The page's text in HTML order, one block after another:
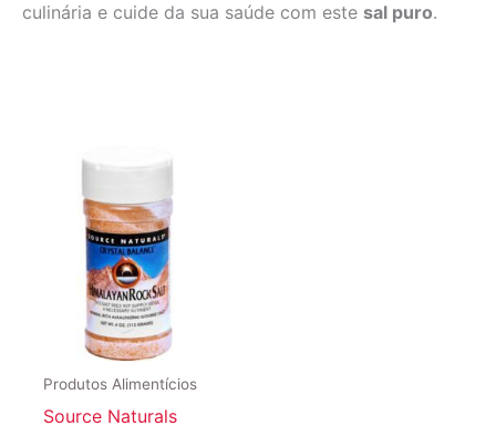
culinária e cuide da sua saúde com este sal puro.
Produtos Alimentícios
Source Naturals